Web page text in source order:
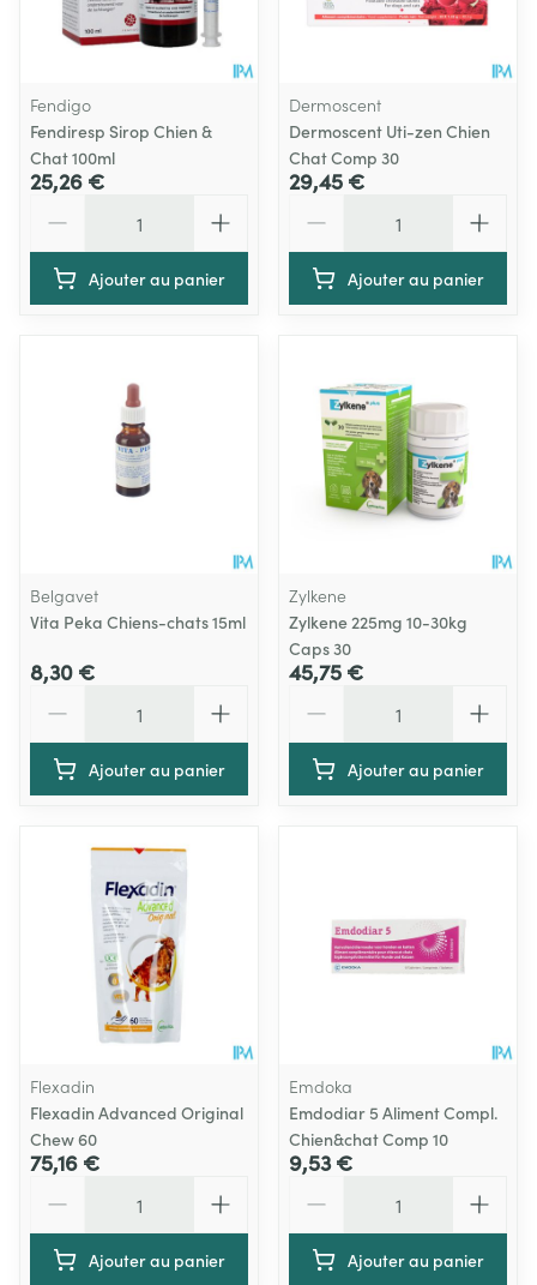
Fendigo
Fendiresp Sirop Chien &
Chat 100ml
25,26 €
Ajouter au panier
Dermoscent
Dermoscent Uti-zen Chien
Chat Comp 30
29,45 €
Ajouter au panier
Belgavet
Vita Peka Chiens-chats 15ml
8,30 €
Ajouter au panier
Zylkene
Zylkene 225mg 10-30kg
Caps 30
45,75 €
Ajouter au panier
Flexadin
Flexadin Advanced Original
Chew 60
75,16 €
Ajouter au panier
Emdoka
Emdodiar 5 Aliment Compl.
Chien&chat Comp 10
9,53 €
Ajouter au panier